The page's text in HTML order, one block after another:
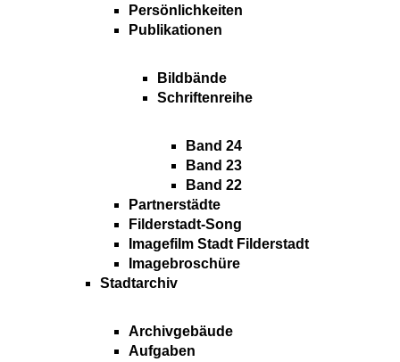
Persönlichkeiten
Publikationen
Bildbände
Schriftenreihe
Band 24
Band 23
Band 22
Partnerstädte
Filderstadt-Song
Imagefilm Stadt Filderstadt
Imagebroschüre
Stadtarchiv
Archivgebäude
Aufgaben